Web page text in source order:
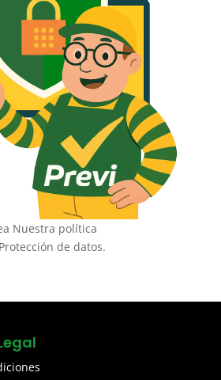
Nuestra política
de datos.